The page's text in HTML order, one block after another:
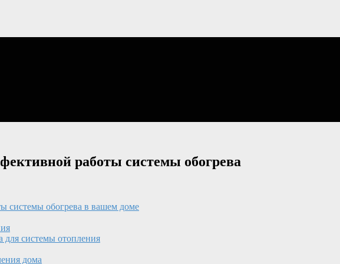
работы системы обогрева
системы обогрева в вашем доме
для системы отопления
дома